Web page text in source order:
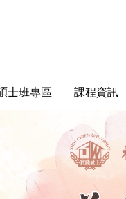
士班專區 課程資訊